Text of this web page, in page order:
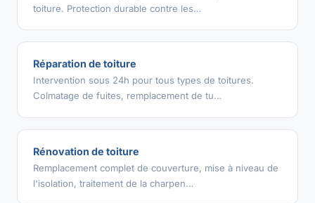
toiture. Protection durable contre les…
Réparation de toiture
Intervention sous 24h pour tous types de toitures.
Colmatage de fuites, remplacement de tu…
Rénovation de toiture
Remplacement complet de couverture, mise à niveau de
l'isolation, traitement de la charpen…